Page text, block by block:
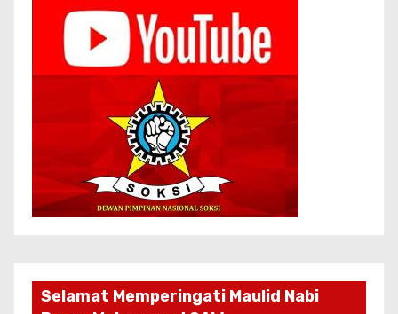
Selamat Memperingati Maulid Nabi